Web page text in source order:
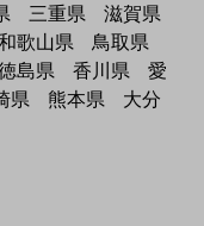
三重県
滋賀県
歌山県
鳥取県
島県 香川県
愛
県 熊本県
大分